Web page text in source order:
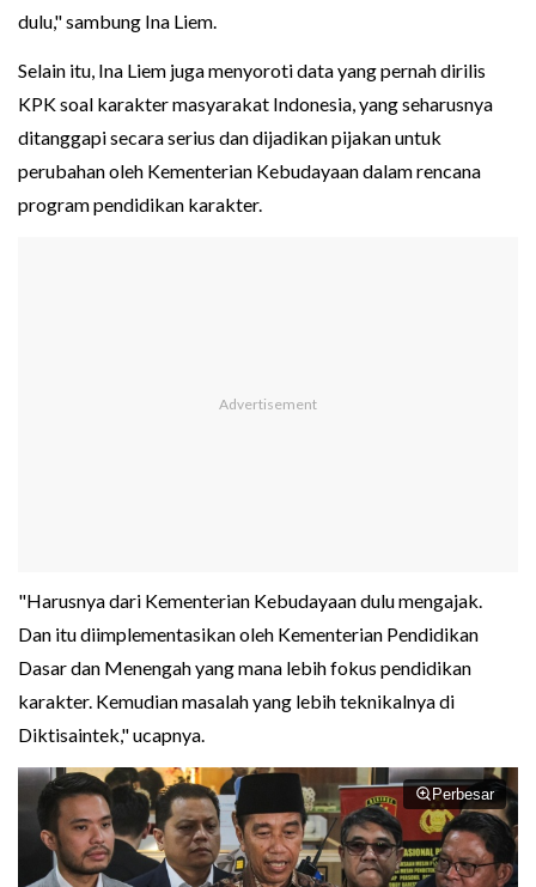
dulu," sambung Ina Liem.
Selain itu, Ina Liem juga menyoroti data yang pernah dirilis
KPK soal karakter masyarakat Indonesia, yang seharusnya
ditanggapi secara serius dan dijadikan pijakan untuk
perubahan oleh Kementerian Kebudayaan dalam rencana
program pendidikan karakter.
"Harusnya dari Kementerian Kebudayaan dulu mengajak.
Dan itu diimplementasikan oleh Kementerian Pendidikan
Dasar dan Menengah yang mana lebih fokus pendidikan
karakter. Kemudian masalah yang lebih teknikalnya di
Diktisaintek," ucapnya.
Perbesar